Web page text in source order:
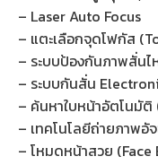
– Laser Auto Focus
– แตะเลือกจุดโฟกัส
– ระบบป้องกันภาพสั่น
– ระบบกันสั่น
– ค้นหาใบหน้าอัตโนมั
– เทคโนโลยีถ่ายภาพอั
– โหมดหน้าสวย (Face